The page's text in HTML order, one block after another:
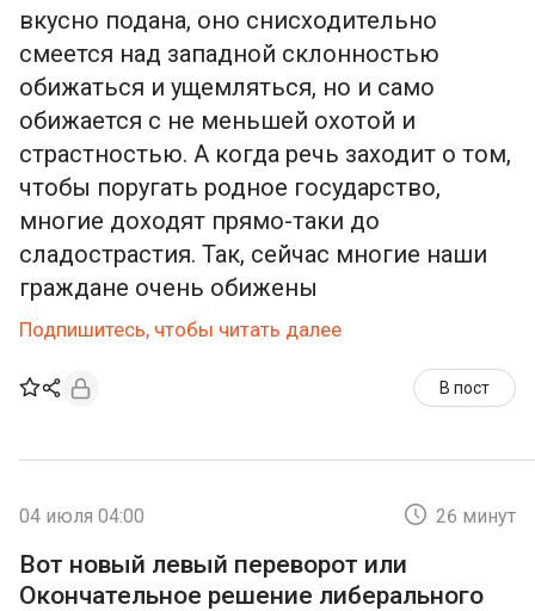
вкусно подана, оно снисходительно
смеется над западной склонностью
обижаться и ущемляться, но и само
обижается с не меньшей охотой и
страстностью. А когда речь заходит о том,
чтобы поругать родное государство,
многие доходят прямо-таки до
сладострастия. Так, сейчас многие наши
граждане очень обижены
Подпишитесь, чтобы читать далее
В пост
04 июля 04:00 26 минут
Вот новый левый переворот или
Окончательное решение либерального